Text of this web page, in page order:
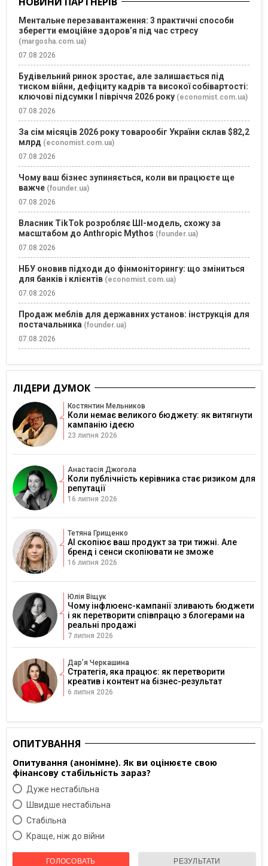
Ментальне перезавантаження: 3 практичні способи
зберегти емоційне здоров’я під час стресу
(margosha.com.ua)
07.08.2026
Будівельний ринок зростає, але залишається під
тиском війни, дефіциту кадрів та високої собівартості:
ключові підсумки І півріччя 2026 року (economist.com.ua)
07.08.2026
За сім місяців 2026 року товарообіг України склав $82,2
млрд (economist.com.ua)
07.08.2026
Чому ваш бізнес зупиняється, коли ви працюєте ще
важче (founder.ua)
07.08.2026
Власник TikTok розробляє ШІ-модель, схожу за
масштабом до Anthropic Mythos (founder.ua)
07.08.2026
НБУ оновив підходи до фінмоніторингу: що зміниться
для банків і клієнтів (economist.com.ua)
07.08.2026
Продаж меблів для державних установ: інструкція для
постачальника (founder.ua)
07.08.2026
ЛІДЕРИ ДУМОК
Костянтин Мельников
Коли немає великого бюджету: як витягнути
кампанію ідеєю
23 липня 2026
Анастасія Джогола
Коли публічність керівника стає ризиком для
репутації
16 липня 2026
Тетяна Грищенко
AI скопіює ваш продукт за три тижні. Але
бренд і сенси скопіювати не зможе
16 липня 2026
Юлія Віщук
Чому інфлюенс-кампанії зливають бюджети
і як перетворити співпрацю з блогерами на
реальні продажі
7 липня 2026
Дарʼя Черкашина
Стратегія, яка працює: як перетворити
креатив і контент на бізнес-результат
6 липня 2026
ОПИТУВАННЯ
Опитування (анонімне). Як ви оцінюєте свою
фінансову стабільність зараз?
Дуже нестабільна
Швидше нестабільна
Cтабільна
Краще, ніж до війни
ГОЛОСОВАТЬ РЕЗУЛЬТАТИ